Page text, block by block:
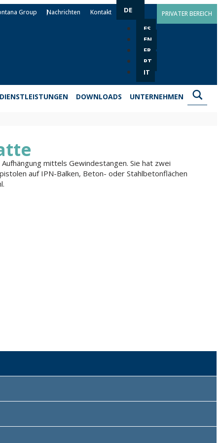
Group Nachrichten Kontakt DE
ES
EN
FR
PT
IT
PRIVATER BEREICH
DIENSTLEISTUNGEN DOWNLOADS UNTERNEHMEN
mittels Gewindestangen. Sie hat zwei
auf IPN-Balken, Beton- oder Stahlbetonflächen